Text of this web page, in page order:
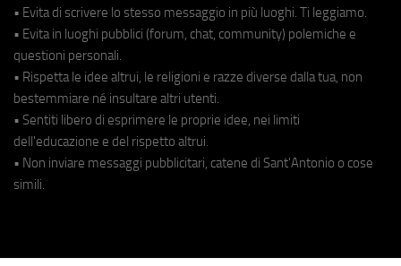
• Evita di scrivere lo stesso messaggio in più luoghi. Ti leggiamo.
• Evita in luoghi pubblici (forum, chat, community) polemiche e
questioni personali.
• Rispetta le idee altrui, le religioni e razze diverse dalla tua, non
bestemmiare né insultare altri utenti.
• Sentiti libero di esprimere le proprie idee, nei limiti
dell'educazione e del rispetto altrui.
• Non inviare messaggi pubblicitari, catene di Sant'Antonio o cose
simili.